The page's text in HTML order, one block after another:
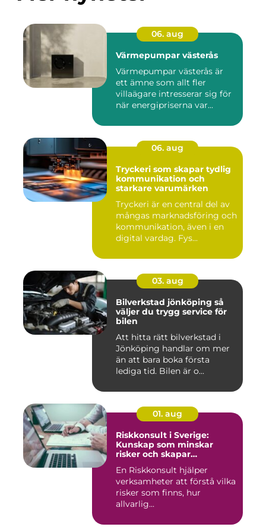
06. aug
Värmepumpar västerås
Värmepumpar västerås är
ett ämne som allt fler
villaägare intresserar sig för
när energipriserna var...
06. aug
Tryckeri som skapar tydlig
kommunikation och
starkare varumärken
Tryckeri är en central del av
mångas marknadsföring och
kommunikation, även i en
digital vardag. Fys...
03. aug
Bilverkstad jönköping så
väljer du trygg service för
bilen
Att hitta rätt bilverkstad i
Jönköping handlar om mer
än att bara boka första
lediga tid. Bilen är o...
01. aug
Riskkonsult i Sverige:
Kunskap som minskar
risker och skapar
En Riskkonsult hjälper
verksamheter att förstå vilka
risker som finns, hur
allvarlig...